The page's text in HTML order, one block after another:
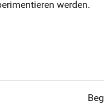
werden.